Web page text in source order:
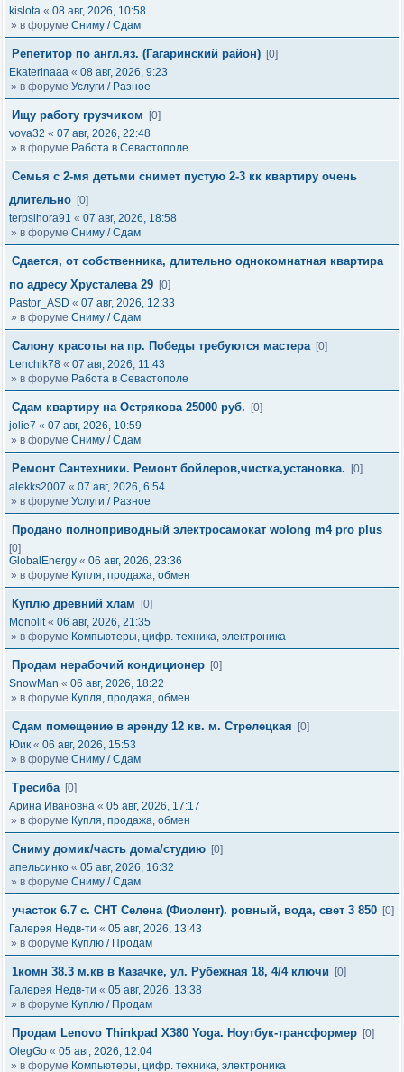
kislota « 08 авг, 2026, 10:58
» в форуме Сниму / Сдам
Репетитор по англ.яз. (Гагаринский район) [0]
Ekaterinaaa « 08 авг, 2026, 9:23
» в форуме Услуги / Разное
Ищу работу грузчиком
[0]
vova32 « 07 авг, 2026, 22:48
» в форуме Работа в Севастополе
Семья с 2-мя детьми снимет пустую 2-3 кк квартиру очень
длительно [0]
terpsihora91 « 07 авг, 2026, 18:58
» в форуме Сниму / Сдам
Сдается, от собственника, длительно однокомнатная квартира
по адресу Хрусталева 29 [0]
Pastor_ASD « 07 авг, 2026, 12:33
» в форуме Сниму / Сдам
Салону красоты на пр. Победы требуются мастера [0]
Lenchik78 « 07 авг, 2026, 11:43
» в форуме Работа в Севастополе
Сдам квартиру на Острякова 25000 руб.
[0]
jolie7 « 07 авг, 2026, 10:59
» в форуме Сниму / Сдам
Ремонт Сантехники. Ремонт бойлеров,чистка,установка.
[0]
alekks2007 « 07 авг, 2026, 6:54
» в форуме Услуги / Разное
Продано полноприводный электросамокат wolong m4 pro plus
[0]
GlobalEnergy « 06 авг, 2026, 23:36
» в форуме Купля, продажа, обмен
Куплю древний хлам
[0]
Monolit« 06 авг, 2026, 21:35
» в форуме Компьютеры, цифр. техника, электроника
Продам нерабочий кондиционер [0]
SnowMan « 06 авг, 2026, 18:22
» в форуме Купля, продажа, обмен
Сдам помещение в аренду 12 кв. м. Стрелецкая
[0]
Юик « 06 авг, 2026, 15:53
» в форуме Сниму / Сдам
Тресиба [0]
Арина Ивановна « 05 авг, 2026, 17:17
» в форуме Купля, продажа, обмен
Сниму домик/часть дома/студию [0]
апельсинко « 05 авг, 2026, 16:32
» в форуме Сниму / Сдам
участок 6.7 с. СНТ Селена (Фиолент). ровный, вода, свет 3 850 [0]
Галерея Недв-ти « 05 авг, 2026, 13:43
» в форуме Куплю / Продам
1комн 38.3 м.кв в Казачке, ул. Рубежная 18, 4/4 ключи
[0]
Галерея Недв-ти « 05 авг, 2026, 13:38
» в форуме Куплю / Продам
Продам Lenovo Thinkpad X380 Yoga. Ноутбук-трансформер [0]
OlegGo « 05 авг, 2026, 12:04
» в форуме Компьютеры, цифр. техника, электроника